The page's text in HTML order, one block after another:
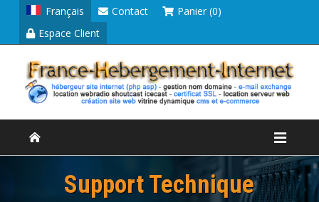
Français Contact
Panier (0)
Espace Client
Support Technique